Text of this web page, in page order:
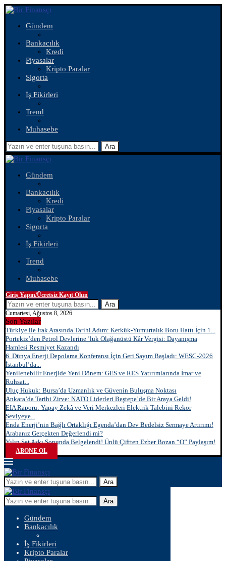
Gündem
Bankacılık
Kredi
Piyasalar
Kripto Paralar
Sigorta
İş Fikirleri
Trend
Muhasebe
Ara
Gündem
Bankacılık
Kredi
Piyasalar
Kripto Paralar
Sigorta
İş Fikirleri
Trend
Muhasebe
Giriş Yapın/Ücretsiz Kayıt Olun
Ara
Cumartesi, Ağustos 8, 2026
Son Yazılar
Türkiye ile Irak Arasında Tarihi Adım: Kerkük-Yumurtalık Boru Hattı İçin 1...
Portekiz’den Petrol Devlerine ’lük Olağanüstü Kâr Vergisi: Dayanışma
Hamlesi Resmiyet Kazandı
6. Dünya Enerji Depolama Konferansı İçin Geri Sayım Başladı: WESC-2026
İstanbul’da...
Yenilenebilir Enerjide Yeni Dönem: GES ve RES Yatırımlarında İmar ve
Ruhsat...
Uluç Hukuk: Bursa’da Uzmanlık ve Güvenin Buluşma Noktası
Ankara’da Tarihi Zirve: NATO Liderleri Beştepe’de Bir Araya Geldi!
EIA Raporu: Yapay Zekâ ve Veri Merkezleri Elektrik Talebini Rekor
Seviyeye...
Enda Enerji’nin Bağlı Ortaklığı Egenda’dan Dev Bedelsiz Sermaye Artırımı!
Arabanız Gerçekten Değerlendi mi?
Yılın Set Aşkı Sonunda Belgelendi! Ünlü Çiftten Ezber Bozan “O” Paylaşım!
ABONE OL
Ara
Ara
Gündem
Bankacılık
İş Fikirleri
Kripto Paralar